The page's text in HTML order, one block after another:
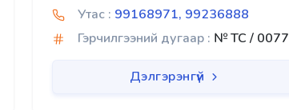
Утас : 99168971, 99236888
Гэрчилгээний дугаар : № TC / 0077
Дэлгэрэнгүй